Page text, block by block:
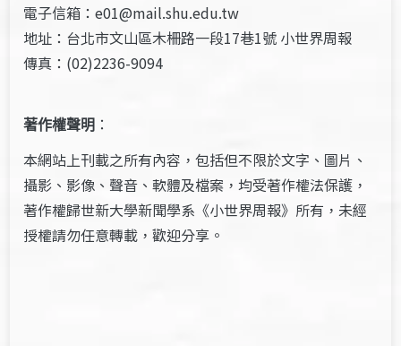
電子信箱：e01@mail.shu.edu.tw
地址：台北市文山區木柵路一段17巷1號 小世界周報
傳真：(02)2236-9094
著作權聲明 ：
本網站上刊載之所有內容，包括但不限於文字、圖片、
攝影、影像、聲音、軟體及檔案，均受著作權法保護，
著作權歸世新大學新聞學系《小世界周報》所有，未經
授權請勿任意轉載，歡迎分享。